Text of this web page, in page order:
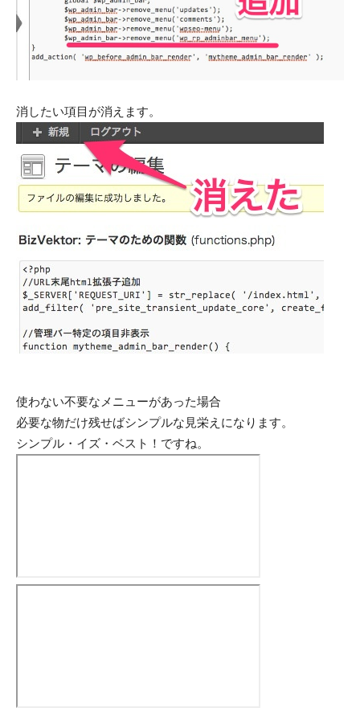
消したい項目が消えます。
使わない不要なメニューがあった場合
必要な物だけ残せばシンプルな見栄えになります。
シンプル・イズ・ベスト！ですね。